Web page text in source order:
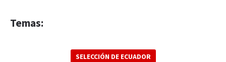
Temas:
SELECCIÓN DE ECUADOR